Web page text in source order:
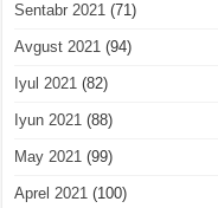
Sentabr 2021 (71)
Avgust 2021 (94)
Iyul 2021 (82)
Iyun 2021 (88)
May 2021 (99)
Aprel 2021 (100)